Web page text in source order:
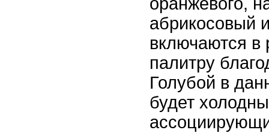
абрикосовый
включаются в
палитру
Голубой в
будет